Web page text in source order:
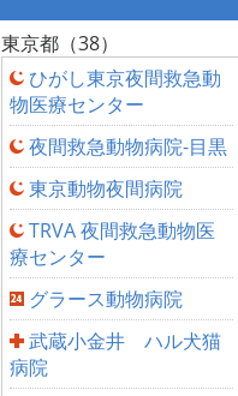
東京都（38）
ひがし東京夜間救急動
物医療センター
夜間救急動物病院-目黒
東京動物夜間病院
TRVA 夜間救急動物医
療センター
グラース動物病院
武蔵小金井 ハル犬猫
病院